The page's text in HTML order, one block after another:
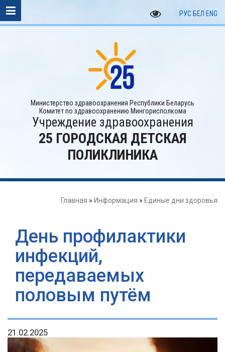
РУС БЕЛ ENG
Министерство здравоохранения Республики Беларусь
Комитет по здравоохранению Мингорисполкома
Учреждение здравоохранения
25 ГОРОДСКАЯ ДЕТСКАЯ
ПОЛИКЛИНИКА
Главная » Информация » Единые дни здоровья
День профилактики
инфекций,
передаваемых
половым путём
21.02.2025